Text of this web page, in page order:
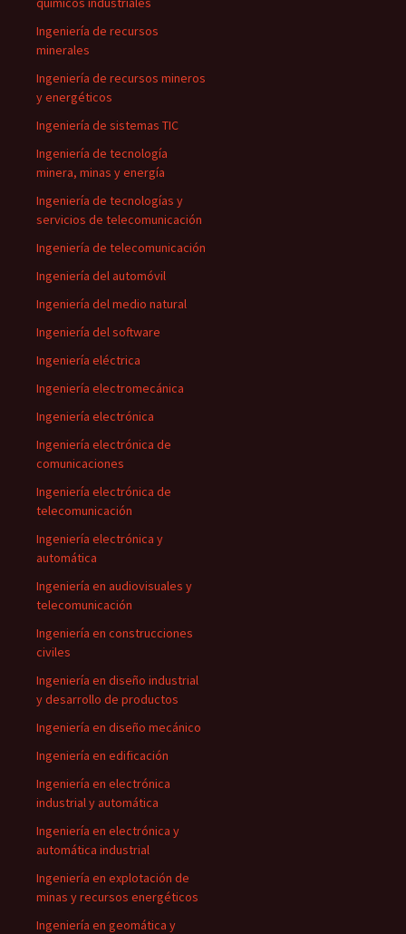
Ingeniería de recursos
minerales
Ingeniería de recursos mineros
y energéticos
Ingeniería de sistemas TIC
Ingeniería de tecnología
minera, minas y energía
Ingeniería de tecnologías y
servicios de telecomunicación
Ingeniería de telecomunicación
Ingeniería del automóvil
Ingeniería del medio natural
Ingeniería del software
Ingeniería eléctrica
Ingeniería electromecánica
Ingeniería electrónica
Ingeniería electrónica de
comunicaciones
Ingeniería electrónica de
telecomunicación
Ingeniería electrónica y
automática
Ingeniería en audiovisuales y
telecomunicación
Ingeniería en construcciones
civiles
Ingeniería en diseño industrial
y desarrollo de productos
Ingeniería en diseño mecánico
Ingeniería en edificación
Ingeniería en electrónica
industrial y automática
Ingeniería en electrónica y
automática industrial
Ingeniería en explotación de
minas y recursos energéticos
Ingeniería en geomática y